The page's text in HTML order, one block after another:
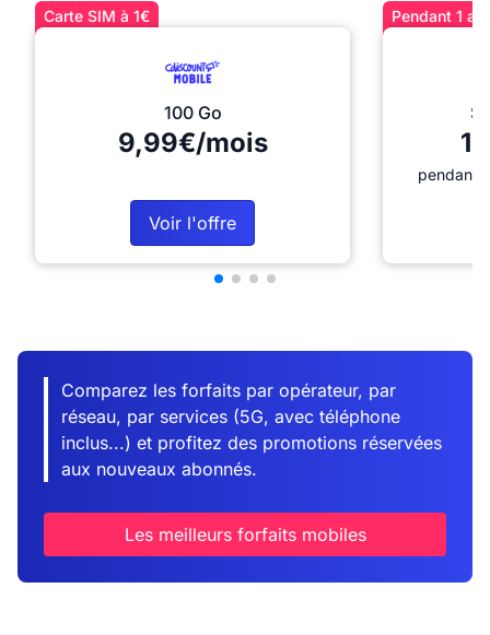
Carte SIM à 1€
100 Go
9,99€/mois
Voir l'offre
Pendant 1
pendant
Comparez les forfaits par opérateur, par
réseau, par services (5G, avec téléphone
inclus...) et profitez des promotions réservées
aux nouveaux abonnés.
Les meilleurs forfaits mobiles